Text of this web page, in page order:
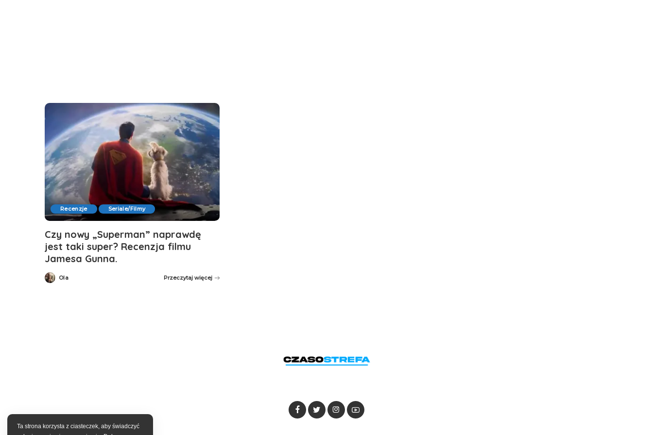
Recenzje Seriale/Filmy
Czy nowy „Superman” naprawdę
jest taki super? Recenzja filmu
Jamesa Gunna.
Posted
by
Ola Przeczytaj więcej
Ta strona korzysta z ciasteczek, aby świadczyć